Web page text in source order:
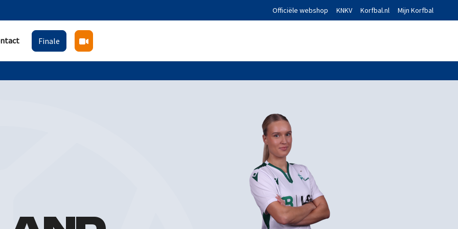
Officiële webshop KNKV Korfbal.nl Mijn Korfbal
Finale